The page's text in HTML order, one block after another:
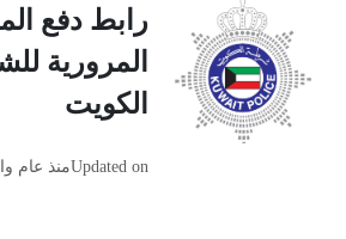
رابط دفع
المرورية
الكويت
Updated onمنذ عام